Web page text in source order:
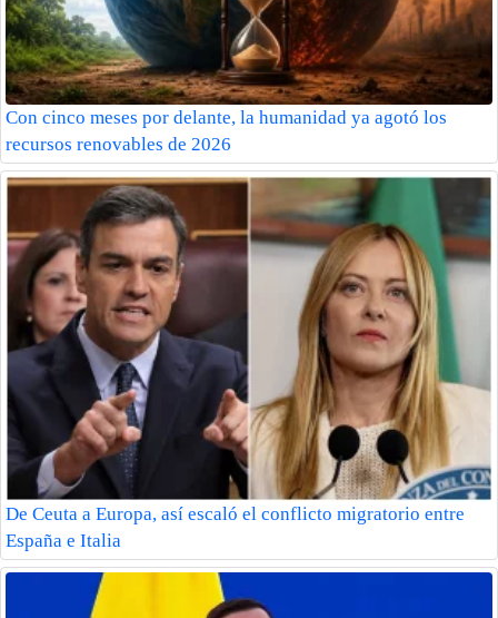
Con cinco meses por delante, la humanidad ya agotó los
recursos renovables de 2026
De Ceuta a Europa, así escaló el conflicto migratorio entre
España e Italia